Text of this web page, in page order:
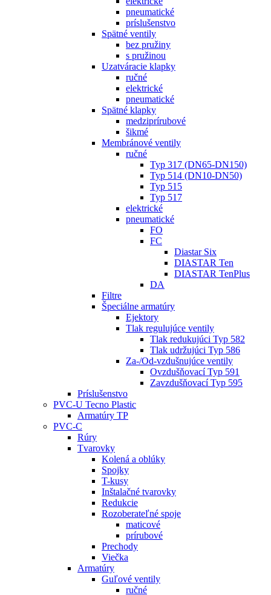
pneumatické
príslušenstvo
Spätné ventily
bez pružiny
s pružinou
Uzatváracie klapky
ručné
elektrické
pneumatické
Spätné klapky
medziprírubové
šikmé
Membránové ventily
ručné
Typ 317 (DN65-DN150)
Typ 514 (DN10-DN50)
Typ 515
Typ 517
elektrické
pneumatické
FO
FC
Diastar Six
DIASTAR Ten
DIASTAR TenPlus
DA
Filtre
Špeciálne armatúry
Ejektory
Tlak regulujúce ventily
Tlak redukujúci Typ 582
Tlak udržujúci Typ 586
Za-/Od-vzdušnujúce ventily
Ovzdušňovací Typ 591
Zavzdušňovací Typ 595
Príslušenstvo
PVC-U Tecno Plastic
Armatúry TP
PVC-C
Rúry
Tvarovky
Kolená a oblúky
Spojky
T-kusy
Inštalačné tvarovky
Redukcie
Rozoberateľné spoje
maticové
prírubové
Prechody
Viečka
Armatúry
Guľové ventily
ručné